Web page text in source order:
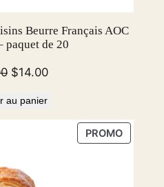
Beurre Français AOC
paquet de 20
Le
initial
$14.00Le
$14.00.
au panier
PROMO
EN